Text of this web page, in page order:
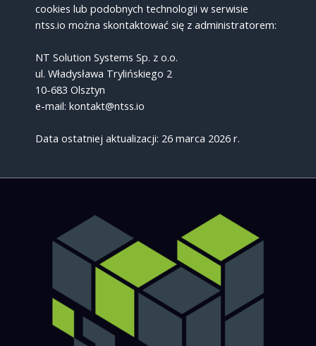
cookies lub podobnych technologii w serwisie
ntss.io można skontaktować się z administratorem:
NT Solution Systems Sp. z o.o.
ul. Władysława Trylińskiego 2
10-683 Olsztyn
e-mail: kontakt@ntss.io
Data ostatniej aktualizacji: 26 marca 2026 r.